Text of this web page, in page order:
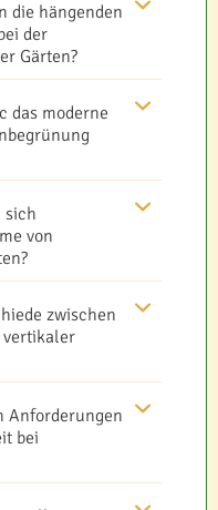
die hängenden
der
Gärten?
das moderne
sich
von
zwischen
vertikaler
Anforderungen
bei